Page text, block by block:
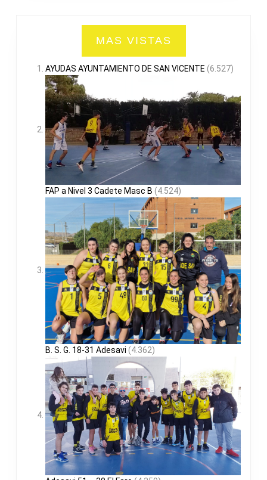
MAS VISTAS
AYUDAS AYUNTAMIENTO DE SAN VICENTE (6.527)
FAP a Nivel 3 Cadete Masc B (4.524)
B. S. G. 18-31 Adesavi (4.362)